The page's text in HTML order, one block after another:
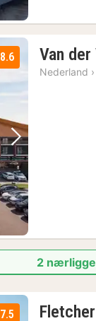
Neste bilde
8.6 Van
Nederland ›
2
7.5